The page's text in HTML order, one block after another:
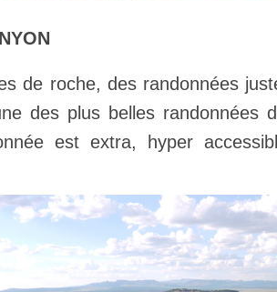
de roche, des randonnées
des plus belles randonnées
est extra, hyper